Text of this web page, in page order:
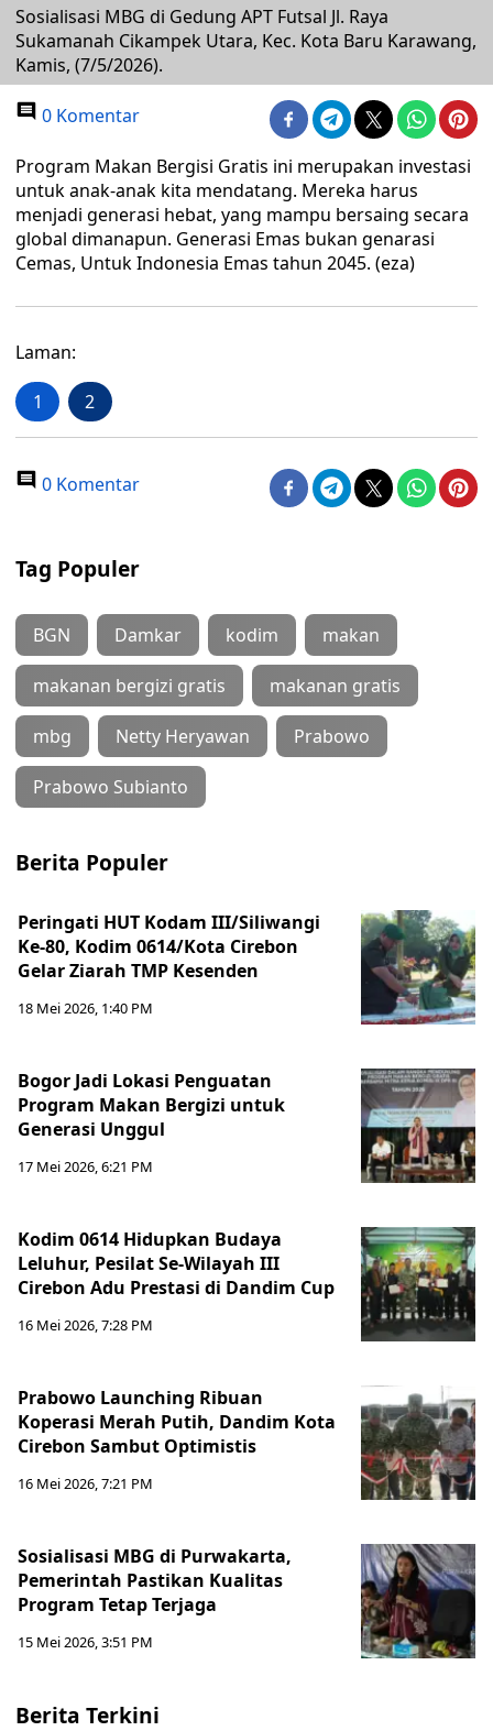
Sosialisasi MBG di Gedung APT Futsal Jl. Raya
Sukamanah Cikampek Utara, Kec. Kota Baru Karawang,
Kamis, (7/5/2026).
0 Komentar
Program Makan Bergisi Gratis ini merupakan investasi
untuk anak-anak kita mendatang. Mereka harus
menjadi generasi hebat, yang mampu bersaing secara
global dimanapun. Generasi Emas bukan genarasi
Cemas, Untuk Indonesia Emas tahun 2045. (eza)
Laman:
1 2
0 Komentar
Tag Populer
BGN Damkar kodim makan
makanan bergizi gratis makanan gratis
mbg Netty Heryawan Prabowo
Prabowo Subianto
Berita Populer
Peringati HUT Kodam III/Siliwangi
Ke-80, Kodim 0614/Kota Cirebon
Gelar Ziarah TMP Kesenden
18 Mei 2026, 1:40 PM
Bogor Jadi Lokasi Penguatan
Program Makan Bergizi untuk
Generasi Unggul
17 Mei 2026, 6:21 PM
Kodim 0614 Hidupkan Budaya
Leluhur, Pesilat Se-Wilayah III
Cirebon Adu Prestasi di Dandim Cup
16 Mei 2026, 7:28 PM
Prabowo Launching Ribuan
Koperasi Merah Putih, Dandim Kota
Cirebon Sambut Optimistis
16 Mei 2026, 7:21 PM
Sosialisasi MBG di Purwakarta,
Pemerintah Pastikan Kualitas
Program Tetap Terjaga
15 Mei 2026, 3:51 PM
Berita Terkini